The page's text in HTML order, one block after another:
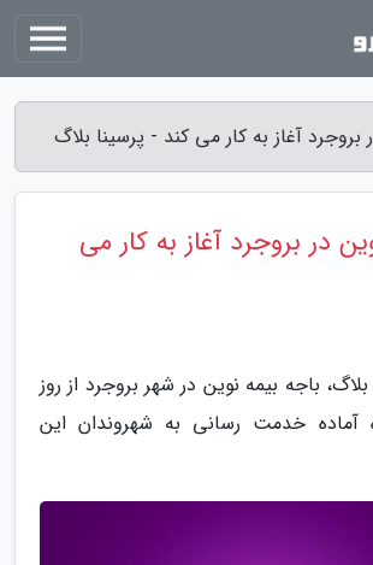
بروجرد آغاز به کار می کند - پرسینا بلاگ
در بروجرد آغاز به کار می
باجه بیمه نوین در شهر بروجرد از روز
ماه آماده خدمت رسانی به شهروندان این